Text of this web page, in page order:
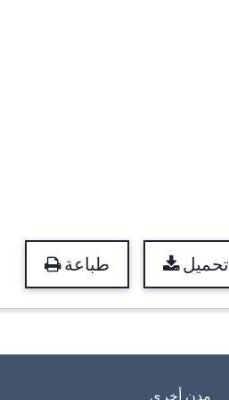
طباعة تحميل
مدن أخرى